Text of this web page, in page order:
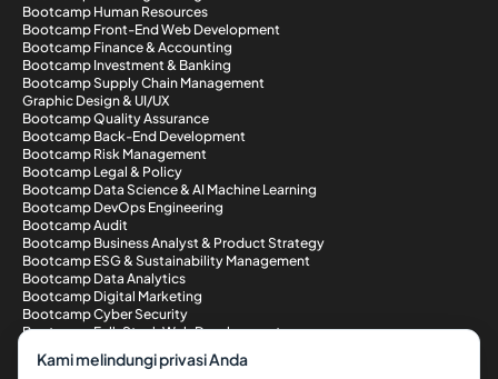
Bootcamp Human Resources
Bootcamp Front-End Web Development
Bootcamp Finance & Accounting
Bootcamp Investment & Banking
Bootcamp Supply Chain Management
Graphic Design & UI/UX
Bootcamp Quality Assurance
Bootcamp Back-End Development
Bootcamp Risk Management
Bootcamp Legal & Policy
Bootcamp Data Science & AI Machine Learning
Bootcamp DevOps Engineering
Bootcamp Audit
Bootcamp Business Analyst & Product Strategy
Bootcamp ESG & Sustainability Management
Bootcamp Data Analytics
Bootcamp Digital Marketing
Bootcamp Cyber Security
Bootcamp Full-Stack Web Development
Metode Pembayaran
Kami melindungi privasi Anda